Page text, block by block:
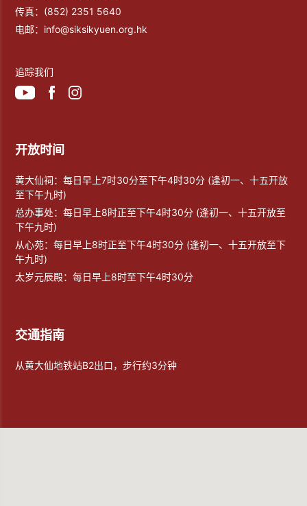
传真： (852) 2351 5640
电邮： info@siksikyuen.org.hk
追踪我们
开放时间
黄大仙祠：每日早上7时30分至下午4时30分 (逢初一、十五开放
至下午九时)
总办事处：每日早上8时正至下午4时30分 (逢初一、十五开放至
下午九时)
从心苑：每日早上8时正至下午4时30分 (逢初一、十五开放至下
午九时)
太岁元辰殿：每日早上8时至下午4时30分
交通指南
从黄大仙地铁站B2出口，步行约3分钟